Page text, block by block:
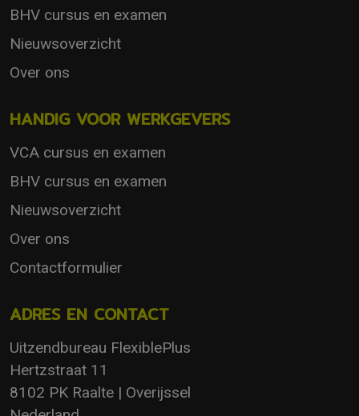
BHV cursus en examen
Nieuwsoverzicht
Over ons
HANDIG VOOR WERKGEVERS
VCA cursus en examen
BHV cursus en examen
Nieuwsoverzicht
Over ons
Contactformulier
ADRES EN CONTACT
Uitzendbureau FlexiblePlus
Hertzstraat 11
8102 PK Raalte | Overijssel